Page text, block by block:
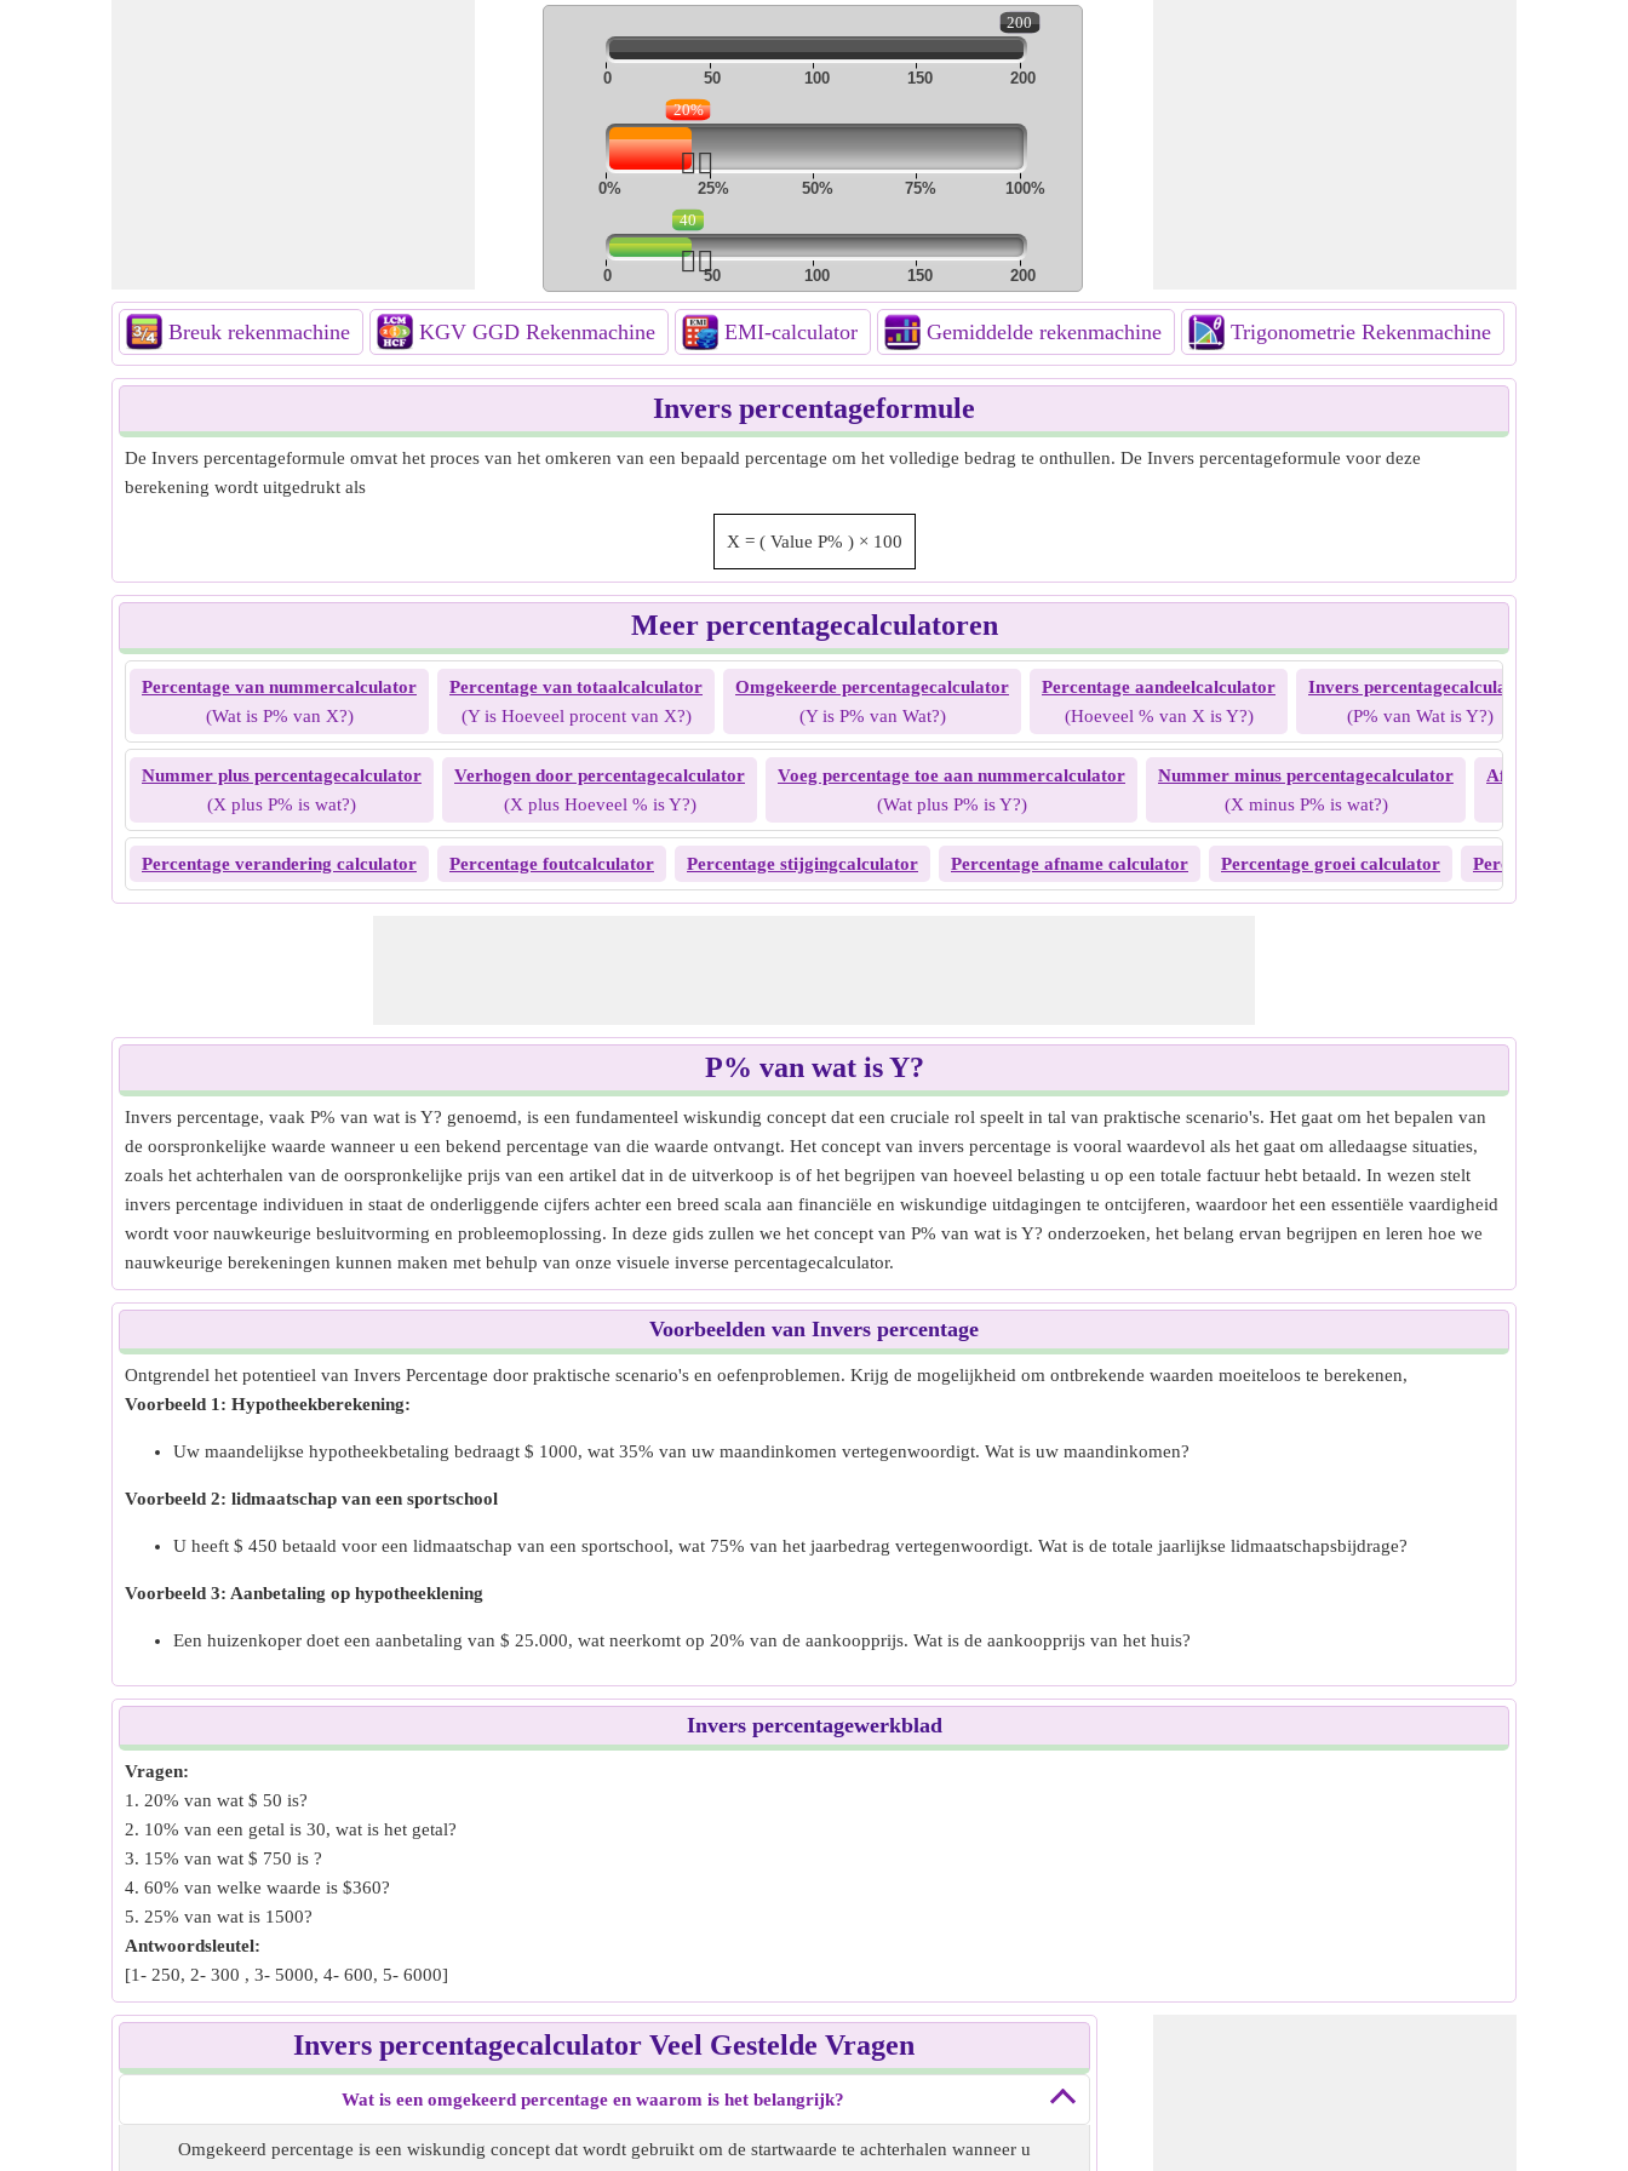
200
0 50 100 150
200
20%
👆🏻
0% 25% 50% 75%
100%
40
👆🏻
0 50 100 150 200
Breuk rekenmachine KGV GGD Rekenmachine EMI-calculator Gemiddelde rekenmachine Trigonometrie Rekenmachine
Invers percentageformule
De Invers percentageformule omvat het proces van het omkeren van een bepaald percentage om het volledige bedrag te onthullen. De Invers percentageformule voor deze
berekening wordt uitgedrukt als
X = ( Value P% ) × 100
Meer percentagecalculatoren
Percentage van nummercalculator
(Wat is P% van X?)
Percentage van totaalcalculator
(Y is Hoeveel procent van X?)
Omgekeerde percentagecalculator
(Y is P% van Wat?)
Percentage aandeelcalculator
(Hoeveel % van X is Y?)
Invers percentagecalculator
(P% van Wat is Y?)
Nummer plus percentagecalculator
(X plus P% is wat?)
Verhogen door percentagecalculator
(X plus Hoeveel % is Y?)
Voeg percentage toe aan nummercalculator
(Wat plus P% is Y?)
Nummer minus percentagecalculator
(X minus P% is wat?)
Afname door
Percentage verandering calculator Percentage foutcalculator Percentage stijgingcalculator Percentage afname calculator Percentage groei calculator Percentage
P% van wat is Y?
Invers percentage, vaak P% van wat is Y? genoemd, is een fundamenteel wiskundig concept dat een cruciale rol speelt in tal van praktische scenario's. Het gaat om het bepalen van
de oorspronkelijke waarde wanneer u een bekend percentage van die waarde ontvangt. Het concept van invers percentage is vooral waardevol als het gaat om alledaagse situaties,
zoals het achterhalen van de oorspronkelijke prijs van een artikel dat in de uitverkoop is of het begrijpen van hoeveel belasting u op een totale factuur hebt betaald. In wezen stelt
invers percentage individuen in staat de onderliggende cijfers achter een breed scala aan financiële en wiskundige uitdagingen te ontcijferen, waardoor het een essentiële vaardigheid
wordt voor nauwkeurige besluitvorming en probleemoplossing. In deze gids zullen we het concept van P% van wat is Y? onderzoeken, het belang ervan begrijpen en leren hoe we
nauwkeurige berekeningen kunnen maken met behulp van onze visuele inverse percentagecalculator.
Voorbeelden van Invers percentage
Ontgrendel het potentieel van Invers Percentage door praktische scenario's en oefenproblemen. Krijg de mogelijkheid om ontbrekende waarden moeiteloos te berekenen,
Voorbeeld 1: Hypotheekberekening:
Uw maandelijkse hypotheekbetaling bedraagt $ 1000, wat 35% van uw maandinkomen vertegenwoordigt. Wat is uw maandinkomen?
Voorbeeld 2: lidmaatschap van een sportschool
U heeft $ 450 betaald voor een lidmaatschap van een sportschool, wat 75% van het jaarbedrag vertegenwoordigt. Wat is de totale jaarlijkse lidmaatschapsbijdrage?
Voorbeeld 3: Aanbetaling op hypotheeklening
Een huizenkoper doet een aanbetaling van $ 25.000, wat neerkomt op 20% van de aankoopprijs. Wat is de aankoopprijs van het huis?
Invers percentagewerkblad
Vragen:
1. 20% van wat $ 50 is?
2. 10% van een getal is 30, wat is het getal?
3. 15% van wat $ 750 is ?
4. 60% van welke waarde is $360?
5. 25% van wat is 1500?
Antwoordsleutel:
[1- 250, 2- 300 , 3- 5000, 4- 600, 5- 6000]
Invers percentagecalculator Veel Gestelde Vragen
Wat is een omgekeerd percentage en waarom is het belangrijk?
Omgekeerd percentage is een wiskundig concept dat wordt gebruikt om de startwaarde te achterhalen wanneer u